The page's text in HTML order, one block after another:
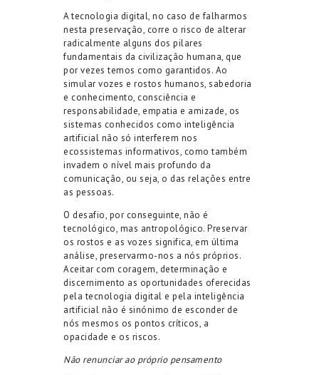
A tecnologia digital, no caso de falharmos
nesta preservação, corre o risco de alterar
radicalmente alguns dos pilares
fundamentais da civilização humana, que
por vezes temos como garantidos. Ao
simular vozes e rostos humanos, sabedoria
e conhecimento, consciência e
responsabilidade, empatia e amizade, os
sistemas conhecidos como inteligência
artificial não só interferem nos
ecossistemas informativos, como também
invadem o nível mais profundo da
comunicação, ou seja, o das relações entre
as pessoas.
O desafio, por conseguinte, não é
tecnológico, mas antropológico. Preservar
os rostos e as vozes significa, em última
análise, preservarmo-nos a nós próprios.
Aceitar com coragem, determinação e
discernimento as oportunidades oferecidas
pela tecnologia digital e pela inteligência
artificial não é sinónimo de esconder de
nós mesmos os pontos críticos, a
opacidade e os riscos.
Não renunciar ao próprio pensamento